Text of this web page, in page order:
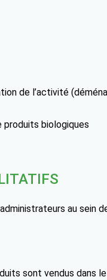
de l’activité
produits biologiques
au sein
sont vendus dans